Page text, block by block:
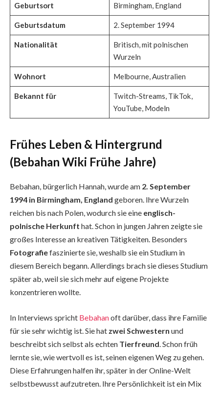
Geburtsort Birmingham, England
Geburtsdatum 2. September 1994
Nationalität
Britisch, mit polnischen
Wurzeln
Wohnort Melbourne, Australien
Bekannt für
Twitch-Streams, TikTok,
YouTube, Modeln
Frühes Leben & Hintergrund
(Bebahan Wiki Frühe Jahre)
Bebahan, bürgerlich Hannah, wurde am 2. September
1994 in Birmingham, England geboren. Ihre Wurzeln
reichen bis nach Polen, wodurch sie eine englisch-
polnische Herkunft hat. Schon in jungen Jahren zeigte sie
großes Interesse an kreativen Tätigkeiten. Besonders
Fotografiefaszinierte sie, weshalb sie ein Studium in
diesem Bereich begann. Allerdings brach sie dieses Studium
später ab, weil sie sich mehr auf eigene Projekte
konzentrieren wollte.
In Interviews spricht Bebahanoft darüber, dass ihre Familie
für sie sehr wichtig ist. Sie hat zwei Schwestern und
beschreibt sich selbst als echten Tierfreund. Schon früh
lernte sie, wie wertvoll es ist, seinen eigenen Weg zu gehen.
Diese Erfahrungen halfen ihr, später in der Online-Welt
selbstbewusst aufzutreten. Ihre Persönlichkeit ist ein Mix